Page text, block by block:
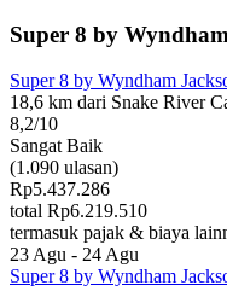
Super 8 by
Super 8 by Wyndham
18,6 km dari Snake River
8,2/10
Sangat Baik
(1.090 ulasan)
Rp5.437.286
total Rp6.219.510
termasuk pajak & biaya
23 Agu - 24 Agu
Super 8 by Wyndham